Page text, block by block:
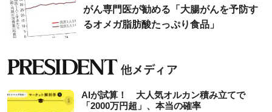
がん専門医が勧める「大腸がんを予防す
るオメガ脂肪酸たっぷり食品」
AIが試算！ 大人気オルカン積み立てで
「2000万円超」、本当の確率